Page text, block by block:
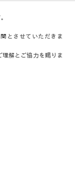
とさせていただきま
解とご協力を賜りま